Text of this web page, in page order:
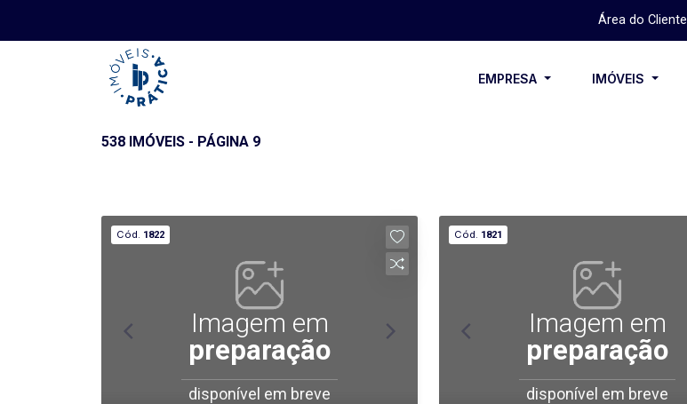
Área do Cliente
EMPRESA IMÓVEIS
538 IMÓVEIS - PÁGINA 9
Cód. 1822
Imagem em
preparação
disponível em breve
Cód. 1821
Imagem em
preparação
disponível em breve